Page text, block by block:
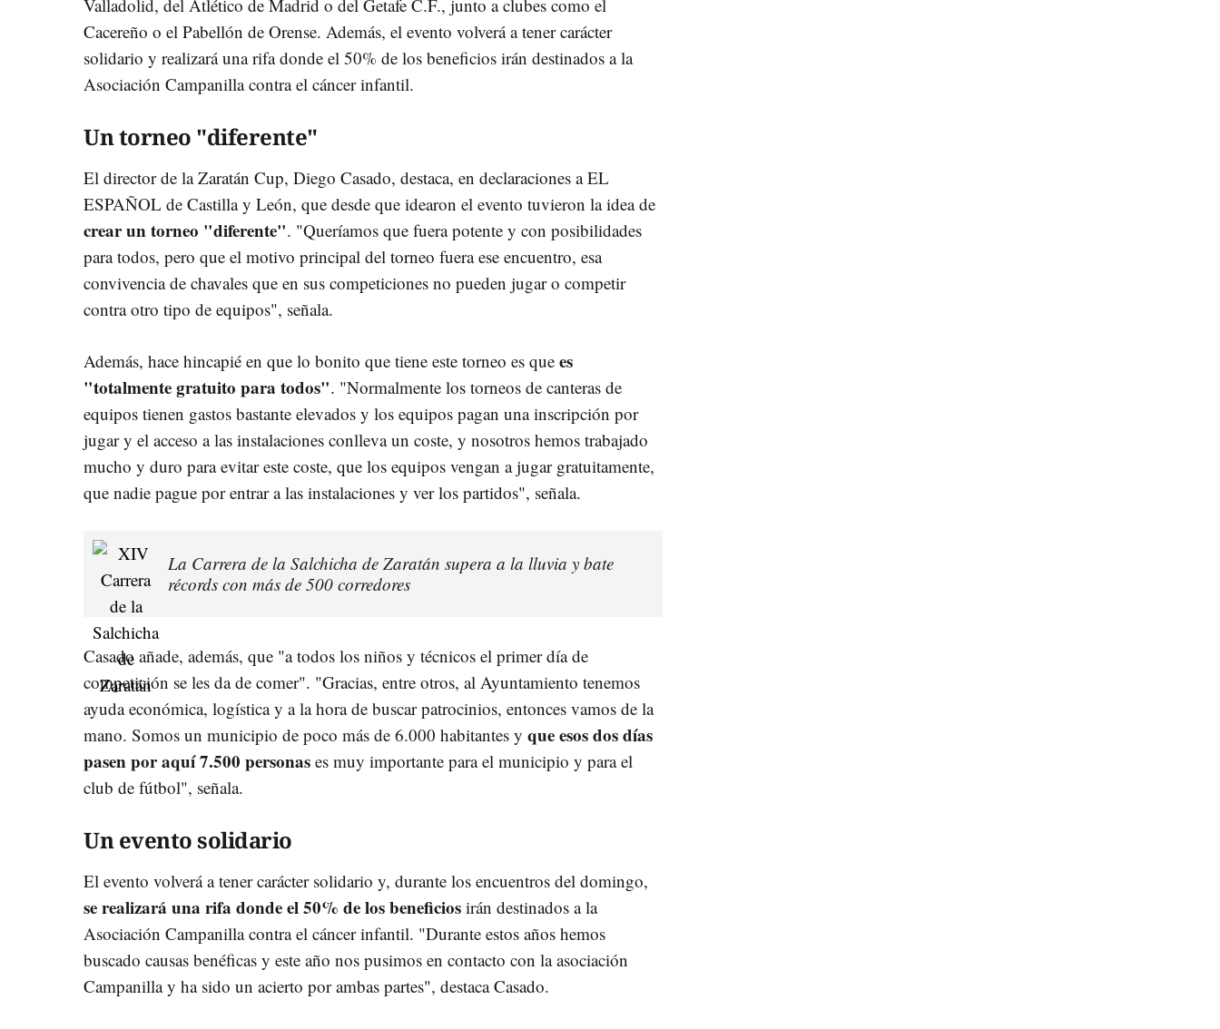
Valladolid, del Atlético de Madrid o del Getafe C.F., junto a clubes como el
Cacereño o el Pabellón de Orense. Además, el evento volverá a tener carácter
solidario y realizará una rifa donde el 50% de los beneficios irán destinados a la
Asociación Campanilla contra el cáncer infantil.
Un torneo "diferente"
El director de la Zaratán Cup, Diego Casado, destaca, en declaraciones a EL
ESPAÑOL de Castilla y León, que desde que idearon el evento tuvieron la idea de
crear un torneo "diferente". "Queríamos que fuera potente y con posibilidades
para todos, pero que el motivo principal del torneo fuera ese encuentro, esa
convivencia de chavales que en sus competiciones no pueden jugar o competir
contra otro tipo de equipos", señala.
Además, hace hincapié en que lo bonito que tiene este torneo es que es
"totalmente gratuito para todos". "Normalmente los torneos de canteras de
equipos tienen gastos bastante elevados y los equipos pagan una inscripción por
jugar y el acceso a las instalaciones conlleva un coste, y nosotros hemos trabajado
mucho y duro para evitar este coste, que los equipos vengan a jugar gratuitamente,
que nadie pague por entrar a las instalaciones y ver los partidos", señala.
La Carrera de la Salchicha de Zaratán supera a la lluvia y bate
récords con más de 500 corredores
Casado añade, además, que "a todos los niños y técnicos el primer día de
competición se les da de comer". "Gracias, entre otros, al Ayuntamiento tenemos
ayuda económica, logística y a la hora de buscar patrocinios, entonces vamos de la
mano. Somos un municipio de poco más de 6.000 habitantes y que esos dos días
pasen por aquí 7.500 personas es muy importante para el municipio y para el
club de fútbol", señala.
Un evento solidario
El evento volverá a tener carácter solidario y, durante los encuentros del domingo,
se realizará una rifa donde el 50% de los beneficios irán destinados a la
Asociación Campanilla contra el cáncer infantil. "Durante estos años hemos
buscado causas benéficas y este año nos pusimos en contacto con la asociación
Campanilla y ha sido un acierto por ambas partes", destaca Casado.